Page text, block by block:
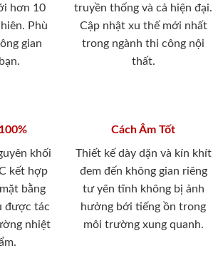
hơn 10
Phù
gian
truyền thống và cả hiện đại.
Cập nhật xu thế mới nhất
trong ngành thi công nội
thất.
khối
kết hợp
bằng
được tác
nhiệt
Cách Âm Tốt
Thiết kế dày dặn và kín khít
đem đến không gian riêng
tư yên tĩnh không bị ảnh
hưởng bới tiếng ồn trong
môi trường xung quanh.